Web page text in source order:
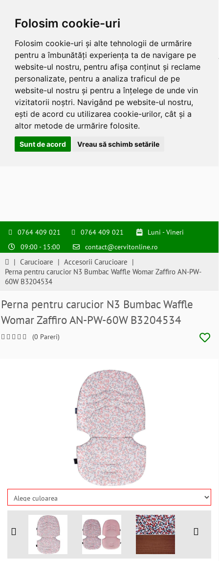
Folosim cookie-uri
Folosim cookie-uri și alte tehnologii de urmărire
pentru a îmbunătăți experiența ta de navigare pe
website-ul nostru, pentru afișa conținut și reclame
personalizate, pentru a analiza traficul de pe
website-ul nostru și pentru a înțelege de unde vin
vizitatorii noștri. Navigând pe website-ul nostru,
ești de acord cu utilizarea cookie-urilor, cât și a
altor metode de urmărire folosite.
Sunt de acord Vreau să schimb setările
0764 409 021 0764 409 021
Luni - Vineri
09:00 - 15:00
contact@cervitonline.ro
| Carucioare | Accesorii Carucioare |
Perna pentru carucior N3 Bumbac Waffle Womar Zaffiro AN-PW-
60W B3204534
Perna pentru carucior N3 Bumbac Waffle
Womar Zaffiro AN-PW-60W B3204534
(0 Pareri)